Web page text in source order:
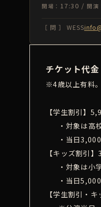
開場： 17:30 / 開演
［ 問 ］ WESS
チケット代金
※4歳以上有料
【学生割引】
・対象は高
・当日
【キッズ割引
・対象は小
・当日
【学生割引・